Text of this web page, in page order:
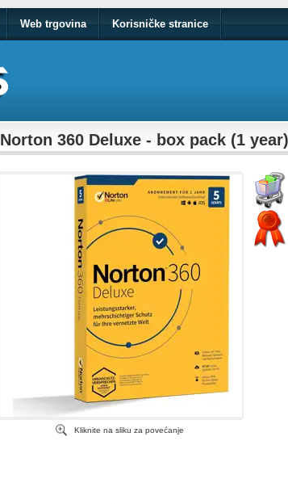
Web trgovina Korisničke stranice
Norton 360 Deluxe - box pack (1
Kliknite na sliku za povećanje